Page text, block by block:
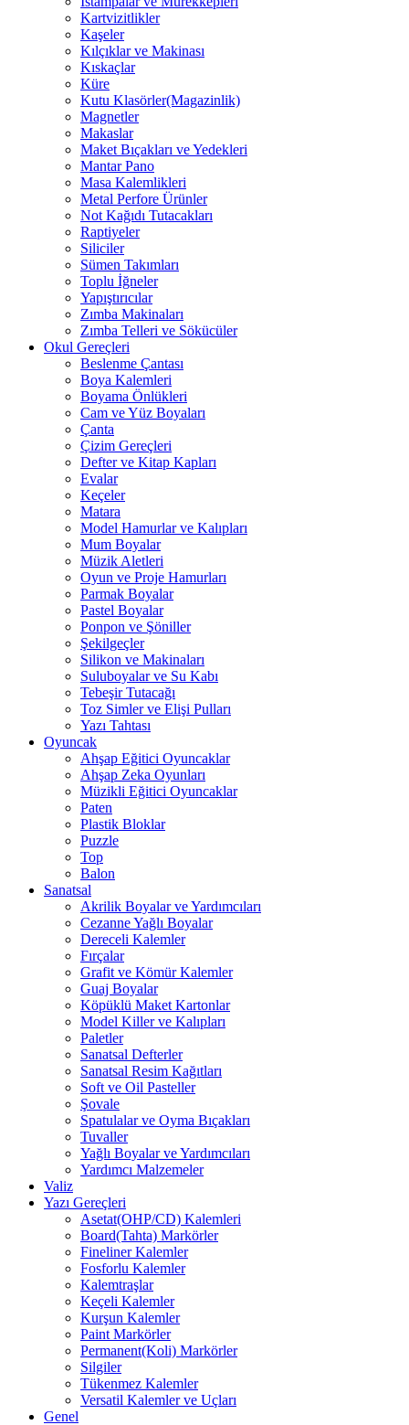
Kartvizitlikler
Kaşeler
Kılçıklar ve Makinası
Kıskaçlar
Küre
Kutu Klasörler(Magazinlik)
Magnetler
Makaslar
Maket Bıçakları ve Yedekleri
Mantar Pano
Masa Kalemlikleri
Metal Perfore Ürünler
Not Kağıdı Tutacakları
Raptiyeler
Siliciler
Sümen Takımları
Toplu İğneler
Yapıştırıcılar
Zımba Makinaları
Zımba Telleri ve Sökücüler
Okul Gereçleri
Beslenme Çantası
Boya Kalemleri
Boyama Önlükleri
Cam ve Yüz Boyaları
Çanta
Çizim Gereçleri
Defter ve Kitap Kapları
Evalar
Keçeler
Matara
Model Hamurlar ve Kalıpları
Mum Boyalar
Müzik Aletleri
Oyun ve Proje Hamurları
Parmak Boyalar
Pastel Boyalar
Ponpon ve Şöniller
Şekilgeçler
Silikon ve Makinaları
Suluboyalar ve Su Kabı
Tebeşir Tutacağı
Toz Simler ve Elişi Pulları
Yazı Tahtası
Oyuncak
Ahşap Eğitici Oyuncaklar
Ahşap Zeka Oyunları
Müzikli Eğitici Oyuncaklar
Paten
Plastik Bloklar
Puzzle
Top
Balon
Sanatsal
Akrilik Boyalar ve Yardımcıları
Cezanne Yağlı Boyalar
Dereceli Kalemler
Fırçalar
Grafit ve Kömür Kalemler
Guaj Boyalar
Köpüklü Maket Kartonlar
Model Killer ve Kalıpları
Paletler
Sanatsal Defterler
Sanatsal Resim Kağıtları
Soft ve Oil Pasteller
Şovale
Spatulalar ve Oyma Bıçakları
Tuvaller
Yağlı Boyalar ve Yardımcıları
Yardımcı Malzemeler
Valiz
Yazı Gereçleri
Asetat(OHP/CD) Kalemleri
Board(Tahta) Markörler
Fineliner Kalemler
Fosforlu Kalemler
Kalemtraşlar
Keçeli Kalemler
Kurşun Kalemler
Paint Markörler
Permanent(Koli) Markörler
Silgiler
Tükenmez Kalemler
Versatil Kalemler ve Uçları
Genel